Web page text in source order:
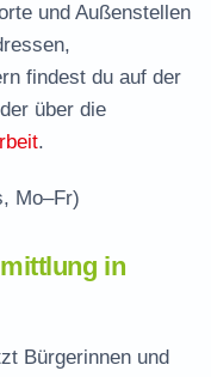
– zuständige
in Lübbecke
und Außenstellen
findest du auf der
über die
.
Mo–Fr)
in
Bürgerinnen und